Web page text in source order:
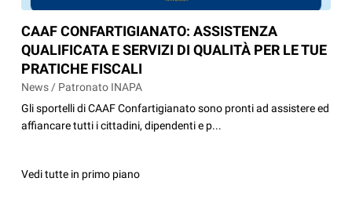
CAAF CONFARTIGIANATO: ASSISTENZA
QUALIFICATA E SERVIZI DI QUALITÀ PER LE TUE
PRATICHE FISCALI
News / Patronato INAPA
Gli sportelli di CAAF Confartigianato sono pronti ad assistere ed
affiancare tutti i cittadini, dipendenti e p...
Vedi tutte in primo piano